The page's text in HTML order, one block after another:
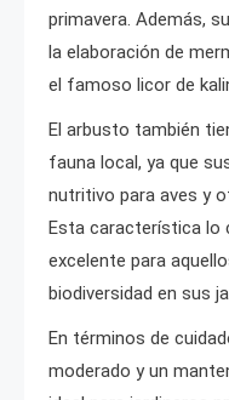
primavera. Además,
la elaboración de
el famoso licor de
El arbusto también
fauna local, ya que
nutritivo para aves y
Esta característica lo
excelente para
biodiversidad en sus
En términos de
moderado y un